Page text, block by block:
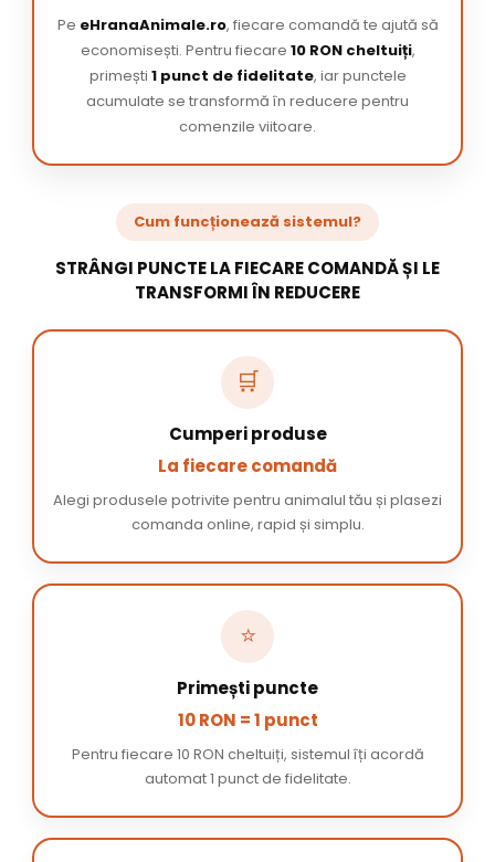
Pe eHranaAnimale.ro, fiecare comandă te ajută să
economisești. Pentru fiecare 10 RON cheltuiți,
primești 1 punct de fidelitate, iar punctele
acumulate se transformă în reducere pentru
comenzile viitoare.
Cum funcționează sistemul?
STRÂNGI PUNCTE LA FIECARE COMANDĂ ȘI LE
TRANSFORMI ÎN REDUCERE
🛒
Cumperi produse
La fiecare comandă
Alegi produsele potrivite pentru animalul tău și plasezi
comanda online, rapid și simplu.
⭐
Primești puncte
10 RON = 1 punct
Pentru fiecare 10 RON cheltuiți, sistemul îți acordă
automat 1 punct de fidelitate.